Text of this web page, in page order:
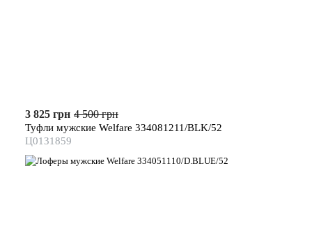
3 825 грн 4 500 грн
Туфли мужские Welfare 334081211/BLK/52
Ц0131859